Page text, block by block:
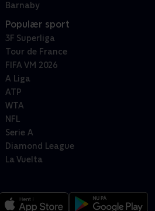
Barnaby
Populær sport
3F Superliga
Tour de France
FIFA VM 2026
A Liga
ATP
WTA
NFL
Serie A
Diamond League
La Vuelta